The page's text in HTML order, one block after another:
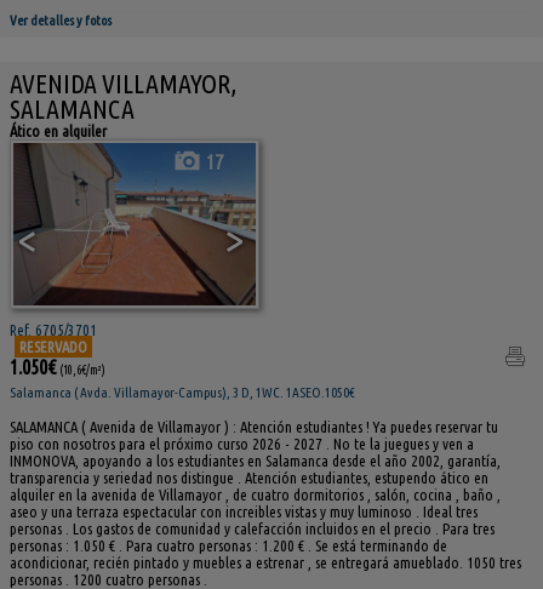
Ver detalles y fotos
AVENIDA VILLAMAYOR,
SALAMANCA
Ático en alquiler
< >
17
Ref. 6705/3701
RESERVADO
1.050€ (10,6€/m²)
Salamanca ( Avda. Villamayor-Campus), 3 D, 1WC. 1ASEO.1050€
SALAMANCA ( Avenida de Villamayor ) : Atención estudiantes ! Ya puedes reservar tu
piso con nosotros para el próximo curso 2026 - 2027 . No te la juegues y ven a
INMONOVA, apoyando a los estudiantes en Salamanca desde el año 2002, garantía,
transparencia y seriedad nos distingue . Atención estudiantes, estupendo ático en
alquiler en la avenida de Villamayor , de cuatro dormitorios , salón, cocina , baño ,
aseo y una terraza espectacular con increibles vistas y muy luminoso . Ideal tres
personas . Los gastos de comunidad y calefacción incluidos en el precio . Para tres
personas : 1.050 € . Para cuatro personas : 1.200 € . Se está terminando de
acondicionar, recién pintado y muebles a estrenar , se entregará amueblado. 1050 tres
personas . 1200 cuatro personas .